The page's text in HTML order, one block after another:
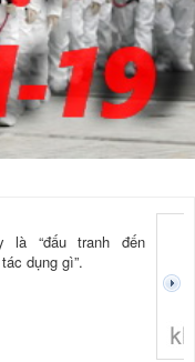
là “đấu tranh đến
dụng gì”.